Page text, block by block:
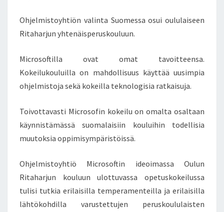
U
K
E
L
N
T
U
S
I
O
L
Ohjelmistoyhtiön valinta Suomessa osui oululaiseen
Ritaharjun yhtenäisperuskouluun.
Microsoftilla ovat omat tavoitteensa.
Kokeilukouluilla on mahdollisuus käyttää uusimpia
ohjelmistoja sekä kokeilla teknologisia ratkaisuja.
Toivottavasti Microsofin kokeilu on omalta osaltaan
käynnistämässä suomalaisiin kouluihin todellisia
muutoksia oppimisympäristöissä.
Ohjelmistoyhtiö Microsoftin ideoimassa Oulun
Ritaharjun kouluun ulottuvassa opetuskokeilussa
tulisi tutkia erilaisilla temperamenteilla ja erilaisilla
lähtökohdilla varustettujen peruskoululaisten